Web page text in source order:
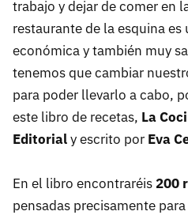
trabajo y dejar de comer en
restaurante de la esquina
económica y también muy
tenemos que cambiar
para poder llevarlo a cabo,
este libro de recetas, La
Editorialy escrito por Eva
En el libro encontraréis 200
pensadas precisamente